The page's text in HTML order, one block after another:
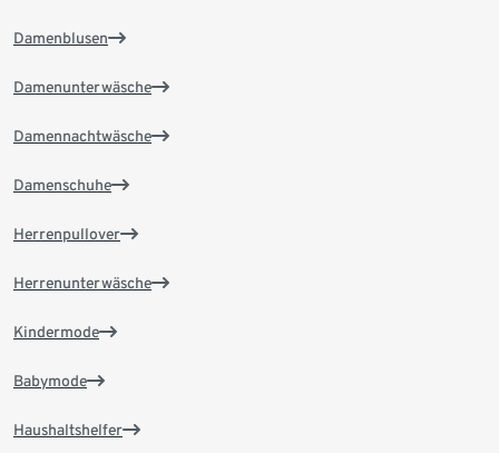
Damenblusen
Damenunterwäsche
Damennachtwäsche
Damenschuhe
Herrenpullover
Herrenunterwäsche
Kindermode
Babymode
Haushaltshelfer